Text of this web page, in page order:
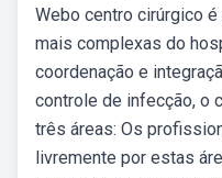
Webo centro cirúrgico
mais complexas do
coordenação e
controle de infecção, o
três áreas: Os
livremente por estas